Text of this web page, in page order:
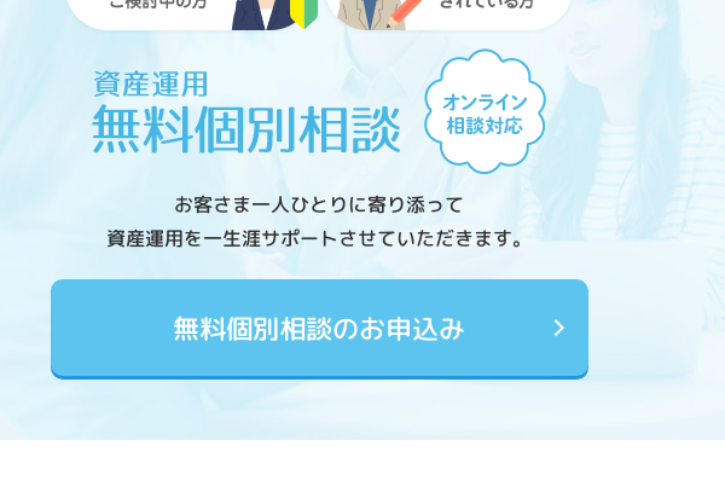
お客さま一人ひとりに寄り添って
資産運用を一生涯サポートさせていただきます。
無料個別相談のお申込み